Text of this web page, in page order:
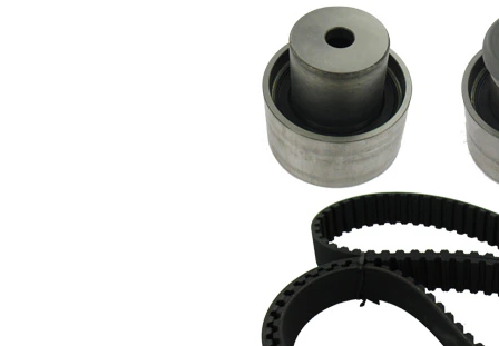
rotunjit
22 mm
Listă de piese de schimb
Număr
articol
Cantitate
12153
1
VKM
22153
1
SKF04036